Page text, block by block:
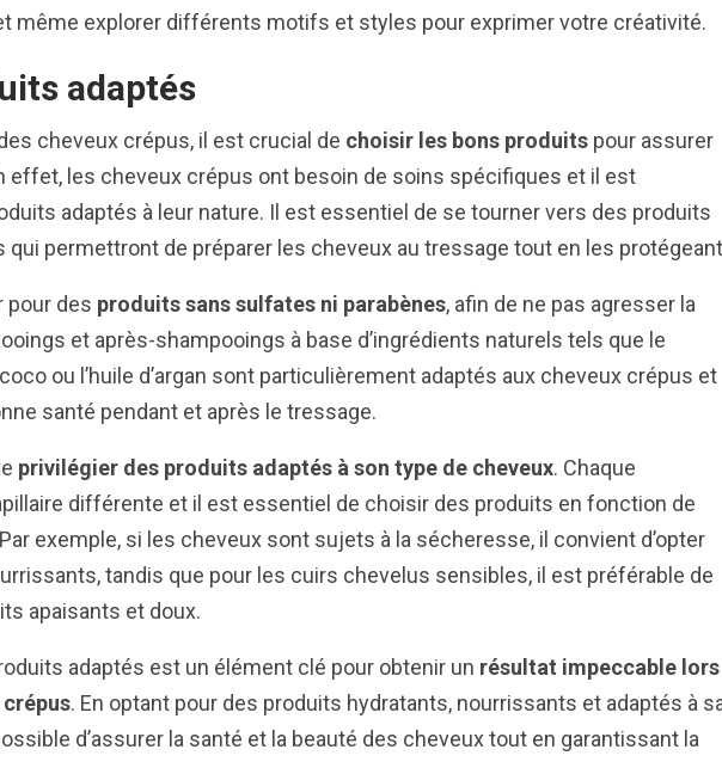
même explorer différents motifs et styles pour exprimer votre créativité.
adaptés
cheveux crépus, il est crucial de choisir les bons produits pour assurer
effet, les cheveux crépus ont besoin de soins spécifiques et il est
adaptés à leur nature. Il est essentiel de se tourner vers des produits
permettront de préparer les cheveux au tressage tout en les
pour des produits sans sulfates ni parabènes, afin de ne pas agresser la
et après-shampooings à base d’ingrédients naturels tels que le
ou l’huile d’argan sont particulièrement adaptés aux cheveux crépus et
santé pendant et après le tressage.
privilégier des produits adaptés à son type de cheveux. Chaque
différente et il est essentiel de choisir des produits en fonction de
exemple, si les cheveux sont sujets à la sécheresse, il convient d’opter
tandis que pour les cuirs chevelus sensibles, il est préférable de
apaisants et doux.
adaptés est un élément clé pour obtenir un résultat impeccable lors
. En optant pour des produits hydratants, nourrissants et adaptés à
d’assurer la santé et la beauté des cheveux tout en garantissant la